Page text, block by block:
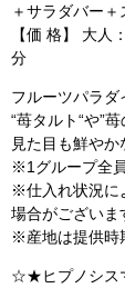
＋サラダバー＋
【価 格】 大
分
フルーツパラダ
“苺タルト“や”
見た目も鮮やか
※1グループ全
※仕入れ状況に
場合がございま
※産地は提供時
☆★ヒプノシス